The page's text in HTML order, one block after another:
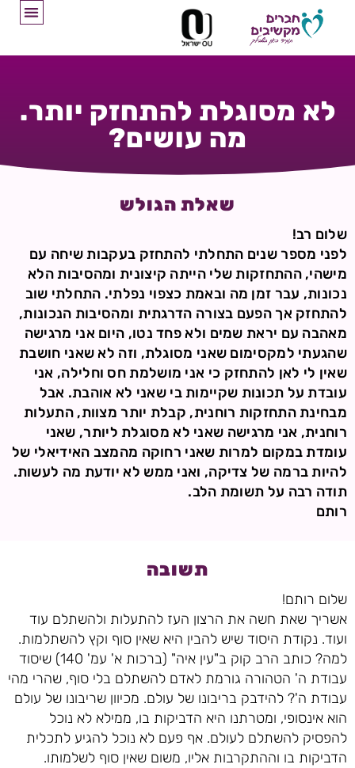
לא מסוגלת להתחזק יותר.
מה עושים?
שאלת הגולש
שלום רב!
לפני מספר שנים התחלתי להתחזק בעקבות שיחה עם
מישהי, ההתחזקות שלי הייתה קיצונית ומהסיבות הלא
נכונות, עבר זמן מה ובאמת כצפוי נפלתי. התחלתי שוב
להתחזק אך הפעם בצורה הדרגתית ומהסיבות הנכונות,
מאהבה עם יראת שמים ולא פחד נטו, היום אני מרגישה
שהגעתי למקסימום שאני מסוגלת, וזה לא שאני חושבת
שאין לי לאן להתחזק כי אני מושלמת חס וחלילה, אני
עובדת על תכונות שקיימות בי שאני לא אוהבת. אבל
מבחינת התחזקות רוחנית, קבלת יותר מצוות, התעלות
רוחנית, אני מרגישה שאני לא מסוגלת ליותר, שאני
עומדת במקום למרות שאני רחוקה מהמצב האידיאלי של
להיות ברמה של צדיקה, ואני ממש לא יודעת מה לעשות.
תודה רבה על תשומת הלב.
רותם
תשובה
שלום רותם!
אשריך שאת חשה את הרצון העז להתעלות ולהשתלם עוד
ועוד. נקודת היסוד שיש להבין היא שאין סוף וקץ להשתלמות.
למה? כותב הרב קוק ב"עין איה" (ברכות א' עמ' 140) שיסוד
עבודת ה' הטהורה גורמת לאדם להשתלם בלי סוף, שהרי מהי
עבודת ה'? להידבק בריבונו של עולם. מכיוון שריבונו של עולם
הוא אינסופי, ומטרתנו היא הדביקות בו, ממילא לא נוכל
להפסיק להשתלם לעולם. אף פעם לא נוכל להגיע לתכלית
הדביקות בו וההתקרבות אליו, משום שאין סוף לשלמותו.